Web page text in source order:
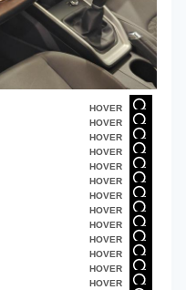
HOVER
HOVER
HOVER
HOVER
HOVER
HOVER
HOVER
HOVER
HOVER
HOVER
HOVER
HOVER
HOVER